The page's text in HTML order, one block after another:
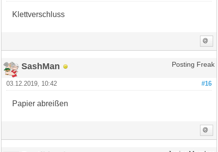
Klettverschluss
SashMan Posting Freak
#16
03.12.2019, 10:42
Papier abreißen